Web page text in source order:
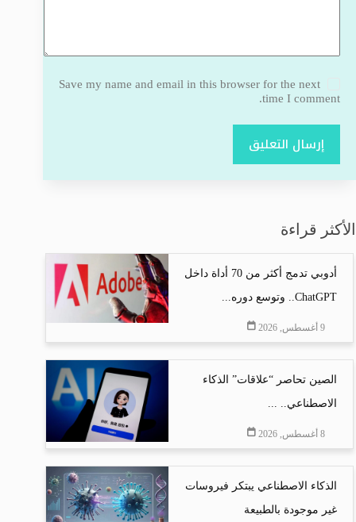
Save my name and email in this browser for the next
time I comment.
إرسال التعليق
الأكثر قراءة
أدوبي تدمج أكثر من 70 أداة داخل
ChatGPT.. وتوسع دوره...
9 أغسطس, 2026
الصين تحاصر “علاقات” الذكاء
الاصطناعي.. ...
8 أغسطس, 2026
الذكاء الاصطناعي يبتكر فيروسات
غير موجودة بالطبيعة